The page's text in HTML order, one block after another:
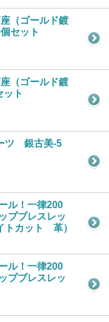
（ゴールド鍍
セット
（ゴールド鍍
ット
ツ 銀古美-5
ル！一律200
プブレスレッ
トカット 革）
ル！一律200
プブレスレッ